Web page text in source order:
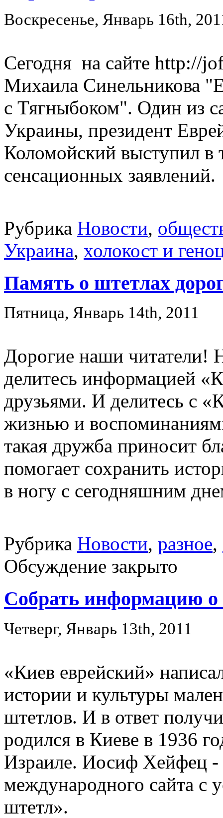
Воскресенье, Январь 16th,
Сегодня на сайте http://
Михаила Синельникова
с Тягныбоком". Один из
Украины, президент
Коломойский выступил в
сенсационных заявлений.
Рубрика Новости,
Украина, холокост и
Память о штетлах
Пятница, Январь 14th, 2011
Дорогие наши читатели!
делитесь информацией
друзьями. И делитесь с
жизнью и
такая дружба приносит
помогает сохранить
в ногу с сегодняшним
Рубрика Новости, разное,
Обсуждение закрыто
Собрать информацию
Четверг, Январь 13th, 2011
«Киев еврейский»
истории и культуры
штетлов. И в ответ
родился в Киеве в 1936
Израиле. Иосиф Хейфец -
международного сайта с
штетл».